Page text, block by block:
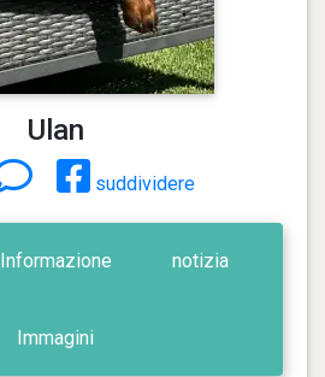
Ulan
suddividere
Informazione notizia
Immagini